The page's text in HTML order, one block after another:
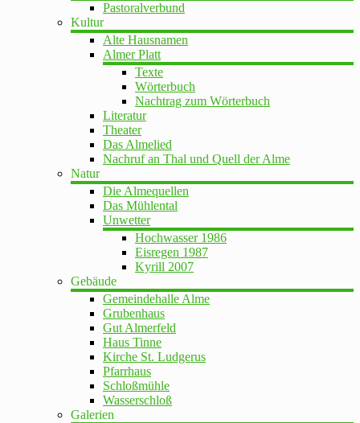
Pastoralverbund
Kultur
Alte Hausnamen
Almer Platt
Texte
Wörterbuch
Nachtrag zum Wörterbuch
Literatur
Theater
Das Almelied
Nachruf an Thal und Quell der Alme
Natur
Die Almequellen
Das Mühlental
Unwetter
Hochwasser 1986
Eisregen 1987
Kyrill 2007
Gebäude
Gemeindehalle Alme
Grubenhaus
Gut Almerfeld
Haus Tinne
Kirche St. Ludgerus
Pfarrhaus
Schloßmühle
Wasserschloß
Galerien